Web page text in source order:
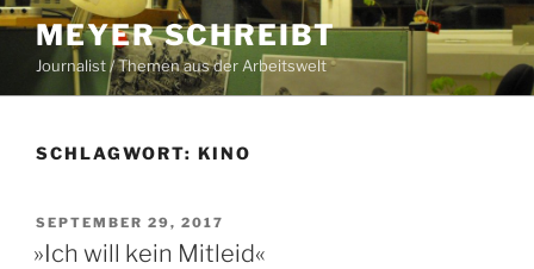
Zum
Inhalt
springen
MEYER SCHREIBT
Journalist / Themen aus der Arbeitswelt
SCHLAGWORT: KINO
VERÖFFENTLICHT
AM
SEPTEMBER 29, 2017
»Ich will kein Mitleid«